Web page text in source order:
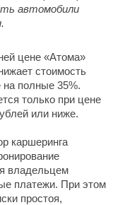
автомобили
цене «Атома»
стоимость
полные 35%.
только при цене
или ниже.
каршеринга
владельцем
платежи. При этом
простоя,